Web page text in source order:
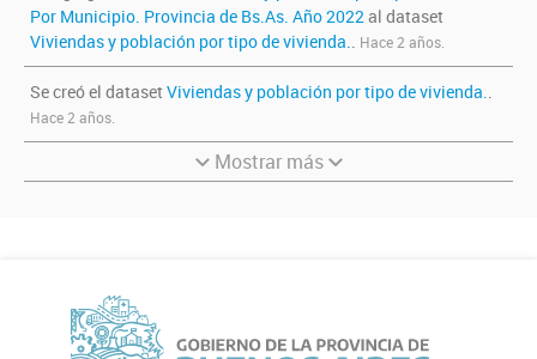
Por Municipio. Provincia de Bs.As. Año 2022al dataset
Viviendas y población por tipo de vivienda.. Hace 2 años.
Se creó el dataset Viviendas y población por tipo de vivienda..
Hace 2 años.
Mostrar más